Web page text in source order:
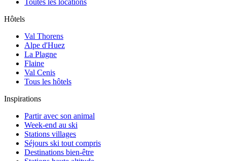
Toutes les locations
Hôtels
Val Thorens
Alpe d'Huez
La Plagne
Flaine
Val Cenis
Tous les hôtels
Inspirations
Partir avec son animal
Week-end au ski
Stations villages
Séjours ski tout compris
Destinations bien-être